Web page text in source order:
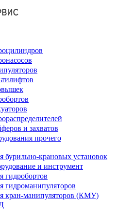
и захватов
прочего
бурильно-крановых установок
и инструмент
гидробортов
гидроманипуляторов
кран-манипуляторов (КМУ)